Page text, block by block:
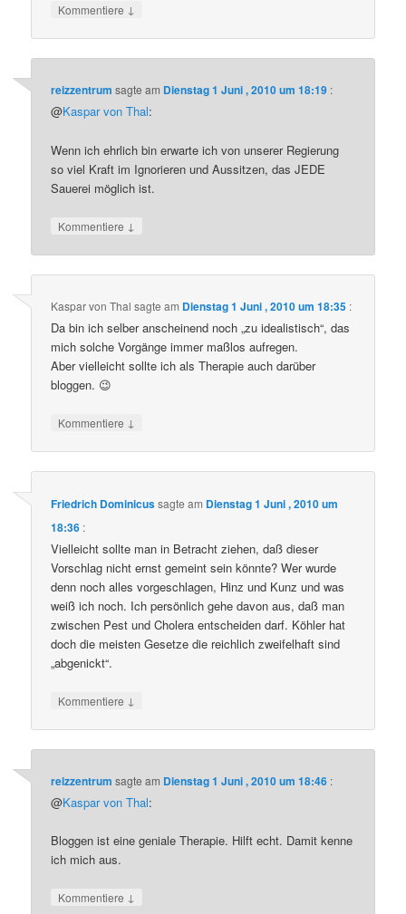
Kommentiere ↓
reizzentrum sagte am Dienstag 1 Juni , 2010 um 18:19 :
@Kaspar von Thal:
Wenn ich ehrlich bin erwarte ich von unserer Regierung
so viel Kraft im Ignorieren und Aussitzen, das JEDE
Sauerei möglich ist.
Kommentiere ↓
Kaspar von Thal sagte am Dienstag 1 Juni , 2010 um 18:35 :
Da bin ich selber anscheinend noch „zu idealistisch“, das
mich solche Vorgänge immer maßlos aufregen.
Aber vielleicht sollte ich als Therapie auch darüber
bloggen. 😉
Kommentiere ↓
Friedrich Dominicussagte am Dienstag 1 Juni , 2010 um
18:36 :
Vielleicht sollte man in Betracht ziehen, daß dieser
Vorschlag nicht ernst gemeint sein könnte? Wer wurde
denn noch alles vorgeschlagen, Hinz und Kunz und was
weiß ich noch. Ich persönlich gehe davon aus, daß man
zwischen Pest und Cholera entscheiden darf. Köhler hat
doch die meisten Gesetze die reichlich zweifelhaft sind
„abgenickt“.
Kommentiere ↓
reizzentrum sagte am Dienstag 1 Juni , 2010 um 18:46 :
@Kaspar von Thal:
Bloggen ist eine geniale Therapie. Hilft echt. Damit kenne
ich mich aus.
Kommentiere ↓